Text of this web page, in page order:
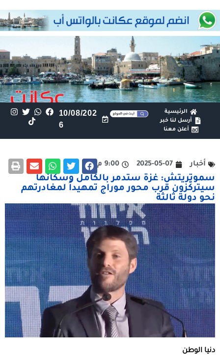
الرئيسية
أرسل لنا خبر
أعلن معنا
10/08/202
6
أخبار 2025-05-07 9:00 م
سموتريتش: غزة ستدمر بالكامل وسكانها
سيتركّزون قرب محور موراج تمهيداً لمغادرتهم
نحو دولة ثالثة
دنيا الوطن